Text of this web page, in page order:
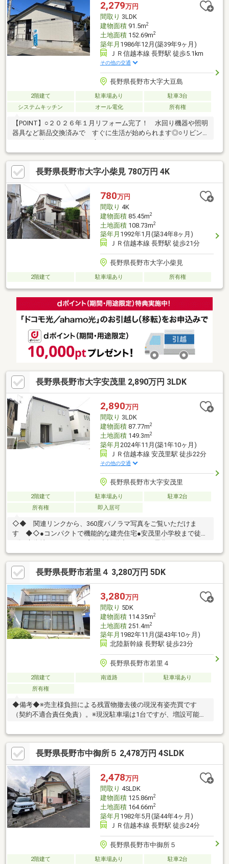
2,279万円
間取り 3LDK
建物面積91.5m2
土地面積152.69m2
築年月 1986年12月(築39年9ヶ月)
ＪＲ信越本線 長野駅 徒歩5.1km
その他の交通
長野県長野市大字大豆島
2階建て 駐車場あり
駐車3台
システムキッチン
オール電化 所有権
【POINT】○２０２６年１月リフォーム完了！ 水回り機器や照明
器具など新品交換済みで すぐに生活が始められます◎○リビン
グは２２帖とゆとりのある広さ☆ キッチンには納戸があり、パ
ントリー として日用品のストックや食材のストック などして
おけます☆○全居室６帖の広さがあり、 更に収納スペースも確
保！ お部屋もスッキリ保てます◎○駐車スペースは最大で、
３台分可能です♪■【０１２０－７０－３３７３】へお気軽にお問
い合わせください■■【ララハウス 長野】で検索♪ 最新情報
を毎日更新中です！ 弊社ホームページをご利用くださいませ
☆☆
長野県長野市大字小柴見 780万円 4K
780万円
間取り 4K
建物面積85.45m2
土地面積108.73m2
築年月 1992年1月(築34年8ヶ月)
ＪＲ信越本線 長野駅 徒歩21分
長野県長野市大字小柴見
2階建て 駐車場あり 所有権
長野県長野市大字安茂里 2,890万円 3LDK
2,890万円
間取り 3LDK
建物面積87.77m2
土地面積149.3m2
築年月 2024年11月(築1年10ヶ月)
ＪＲ信越本線 安茂里駅 徒歩22分
その他の交通
長野県長野市大字安茂里
2階建て 駐車場あり
駐車2台
所有権
即入居可
◇◆ 関連リンクから、360度パノラマ写真をご覧いただけま
す ◆◇●コンパクトで機能的な建売住宅●安茂里小学校まで徒歩
6分●市街地へのアクセス良好◆設備◆・オール電化・エアコン2
台付◆備考◆※当社指定の司法書士での登記となります。
長野県長野市若里４ 3,280万円 5DK
3,280万円
間取り 5DK
建物面積114.35m2
土地面積251.4m2
築年月 1982年11月(築43年10ヶ月)
北陸新幹線 長野駅 徒歩23分
長野県長野市若里４
2階建て 南道路
駐車場あり
所有権
◆備考◆※売主様負担による残置物撤去後の現況有姿売買です
（契約不適合責任免責）。※現況駐車場は1台ですが、増設可能で
長野県長野市中御所５ 2,478万円 4SLDK
2,478万円
間取り 4SLDK
建物面積125.86m2
土地面積164.66m2
築年月 1982年5月(築44年4ヶ月)
ＪＲ信越本線 長野駅 徒歩24分
長野県長野市中御所５
2階建て 駐車場あり 駐車2台